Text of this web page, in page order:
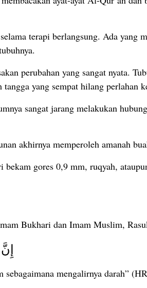
terapi berlangsung. Ada yang
perubahan yang sangat nyata.
yang sempat hilang perlahan
sangat jarang melakukan
akhirnya memperoleh amanah
bekam gores 0,9 mm, ruqyah,
sebagaimana mengalirnya darah”